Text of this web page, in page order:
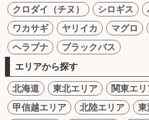
クロダイ（チヌ）
シロギス
ワカサギ
ヤリイカ マグロ
ヘラブナ
ブラックバス
エリアから探す
北海道 東北エリア
関東エ
甲信越エリア
北陸エリア
東